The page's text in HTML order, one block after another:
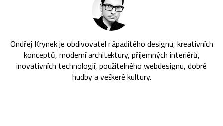
Ondřej Krynek je obdivovatel nápaditého designu, kreativních
konceptů, moderní architektury, příjemných interiérů,
inovativních technologií, použitelného webdesignu, dobré
hudby a veškeré kultury.